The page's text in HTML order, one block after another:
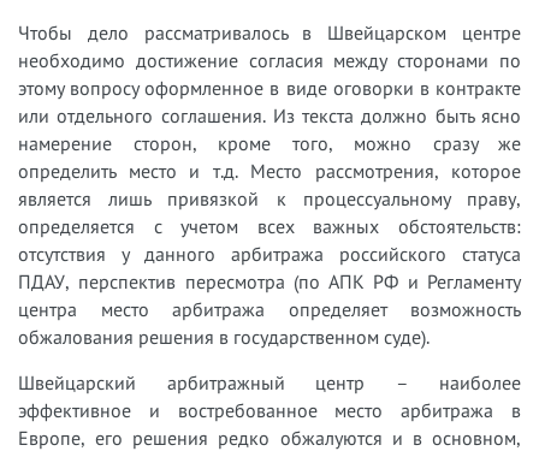
Чтобы дело рассматривалось в Швейцарском центре
необходимо достижение согласия между сторонами по
этому вопросу оформленное в виде оговорки в контракте
или отдельного соглашения. Из текста должно быть ясно
намерение сторон, кроме того, можно сразу же
определить место и т.д. Место рассмотрения, которое
является лишь привязкой к процессуальному праву,
определяется с учетом всех важных обстоятельств:
отсутствия у данного арбитража российского статуса
ПДАУ, перспектив пересмотра (по АПК РФ и Регламенту
центра место арбитража определяет возможность
обжалования решения в государственном суде).
Швейцарский арбитражный центр – наиболее
эффективное и востребованное место арбитража в
Европе, его решения редко обжалуются и в основном,